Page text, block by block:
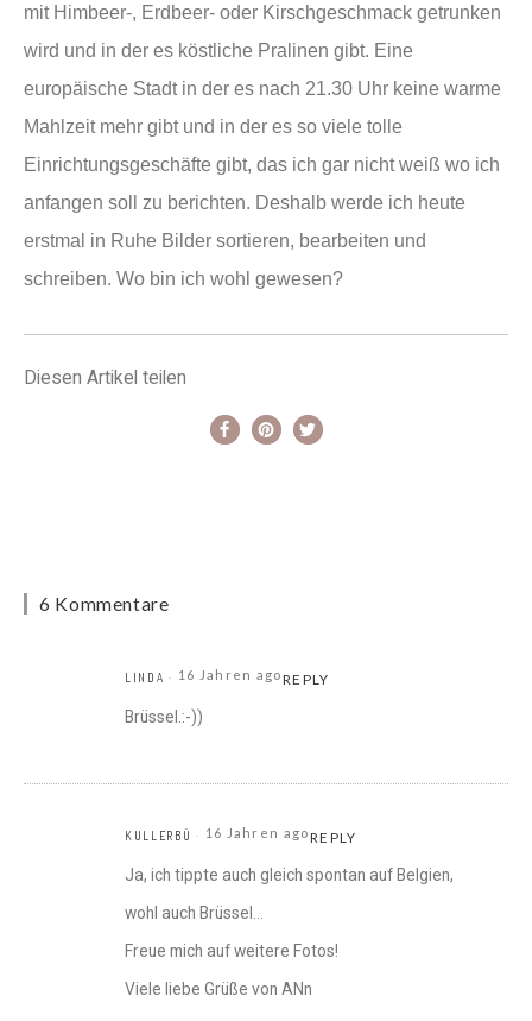
mit Himbeer-, Erdbeer- oder Kirschgeschmack getrunken
wird und in der es köstliche Pralinen gibt. Eine
europäische Stadt in der es nach 21.30 Uhr keine warme
Mahlzeit mehr gibt und in der es so viele tolle
Einrichtungsgeschäfte gibt, das ich gar nicht weiß wo ich
anfangen soll zu berichten. Deshalb werde ich heute
erstmal in Ruhe Bilder sortieren, bearbeiten und
schreiben. Wo bin ich wohl gewesen?
Diesen Artikel teilen
6 Kommentare
LINDA 16 Jahren agoREPLY
Brüssel.:-))
KULLERBÜ 16 Jahren agoREPLY
Ja, ich tippte auch gleich spontan auf Belgien,
wohl auch Brüssel…
Freue mich auf weitere Fotos!
Viele liebe Grüße von ANn